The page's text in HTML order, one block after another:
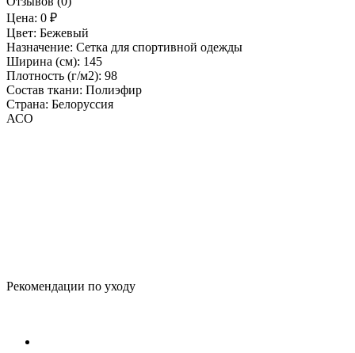
Цена: 0 ₽
Цвет: Бежевый
Назначение: Сетка для спортивной одежды
Ширина (см): 145
Плотность (г/м2): 98
Состав ткани: Полиэфир
Страна: Белоруссия
АСО
Рекомендации по уходу